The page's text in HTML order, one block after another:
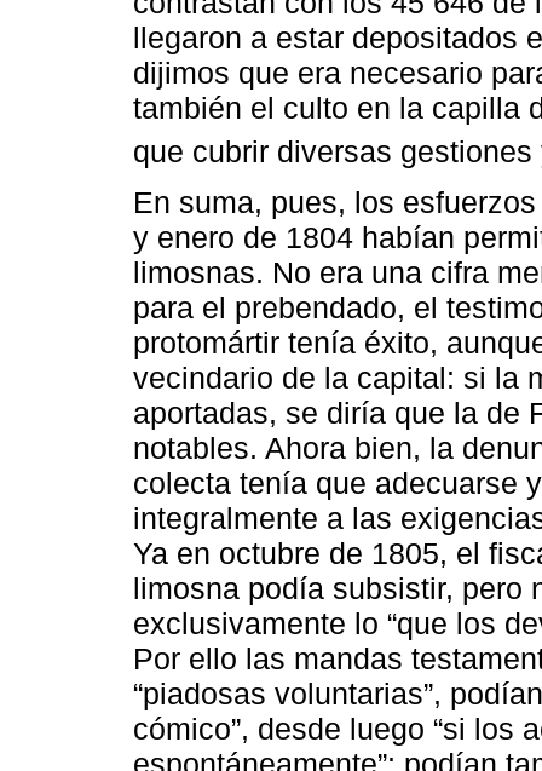
llegaron a estar depositados
dijimos que era necesario
también el culto en la capilla
que cubrir diversas gestiones
En suma, pues, los
y enero de 1804 habían
limosnas. No era una cifra
para el prebendado, el
protomártir tenía éxito,
vecindario de la capital: si la
aportadas, se diría que la de
notables. Ahora bien, la
colecta tenía que adecuarse
integralmente a las
Ya en octubre de 1805, el
limosna podía subsistir, pero
exclusivamente lo “que los
Por ello las mandas
“piadosas voluntarias”,
cómico”, desde luego “si los
espontáneamente”; podían